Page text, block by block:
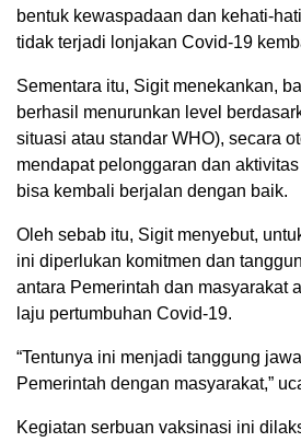
bentuk kewaspadaan dan kehati-
tidak terjadi lonjakan Covid-19
Sementara itu, Sigit menekankan,
berhasil menurunkan level
situasi atau standar WHO), secara
mendapat pelonggaran dan
bisa kembali berjalan dengan baik.
Oleh sebab itu, Sigit menyebut,
ini diperlukan komitmen dan
antara Pemerintah dan masyarakat
laju pertumbuhan Covid-19.
“Tentunya ini menjadi tanggung
Pemerintah dengan masyarakat,”
Kegiatan serbuan vaksinasi ini